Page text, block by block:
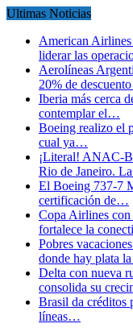
Ultimas Noticias
American
liderar las
Aerolíneas
20% de
Iberia más cerca
contemplar el…
Boeing realizo el
cual ya…
¡Literal! ANAC-
Rio de Janeiro.
El Boeing 737-7
certificación de…
Copa Airlines con
fortalece la
Pobres
donde hay plata
Delta con nueva
consolida su
Brasil da créditos
líneas…